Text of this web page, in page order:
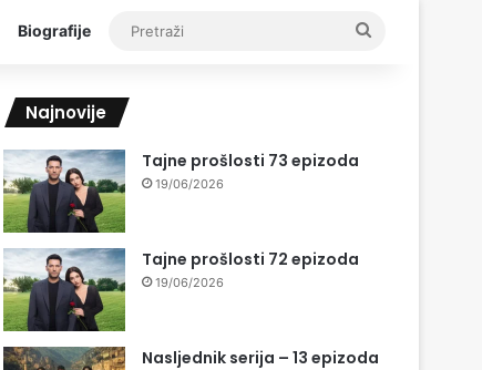
Biografije
Najnovije
Tajne prošlosti 73 epizoda
19/06/2026
Tajne prošlosti 72 epizoda
19/06/2026
Nasljednik serija – 13 epizoda